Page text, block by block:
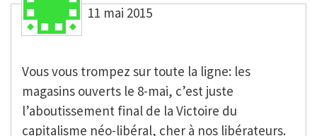
11 mai 2015
Vous vous trompez sur toute la ligne: les
magasins ouverts le 8-mai, c’est juste
l’aboutissement final de la Victoire du
capitalisme néo-libéral, cher à nos libérateurs.